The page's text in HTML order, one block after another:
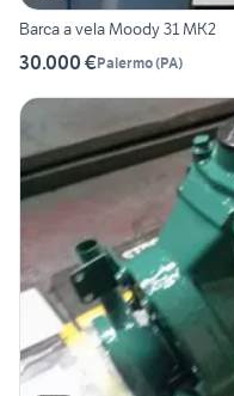
Barca a vela Moody 31 MK2
30.000 €Palermo(PA)